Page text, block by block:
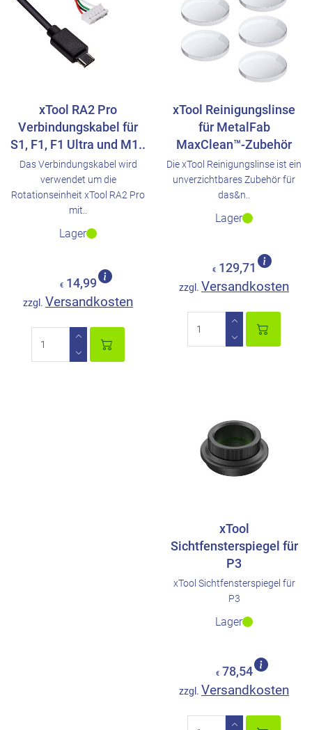
xTool RA2 Pro
Verbindungskabel für
S1, F1, F1 Ultra und M1..
Das Verbindungskabel wird
verwendet um die
Rotationseinheit xTool RA2 Pro
mit..
Lager
€ 14,99
zzgl. Versandkosten
xTool Reinigungslinse
für MetalFab
MaxClean™-Zubehör
Die xTool Reinigungslinse ist ein
unverzichtbares Zubehör für
das&n..
Lager
€ 129,71
zzgl. Versandkosten
xTool
Sichtfensterspiegel für
P3
xTool Sichtfensterspiegel für
P3
Lager
€ 78,54
zzgl. Versandkosten